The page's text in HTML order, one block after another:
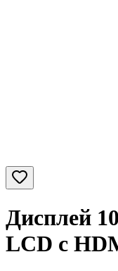
Дисплей
LCD c